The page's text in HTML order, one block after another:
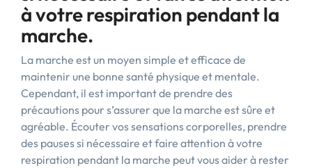
à votre respiration pendant la
marche.
La marche est un moyen simple et efficace de
maintenir une bonne santé physique et mentale.
Cependant, il est important de prendre des
précautions pour s’assurer que la marche est sûre et
agréable. Écouter vos sensations corporelles, prendre
des pauses si nécessaire et faire attention à votre
respiration pendant la marche peut vous aider à rester